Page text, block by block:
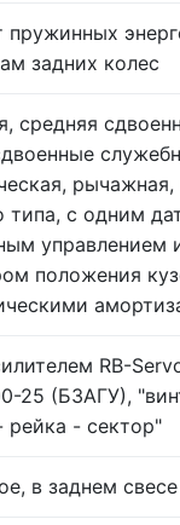
пружинных
задних колес
средняя
типа, с одним
управлением
положения
RB-
25 (БЗАГУ),
рейка - сектор"
в заднем свесе